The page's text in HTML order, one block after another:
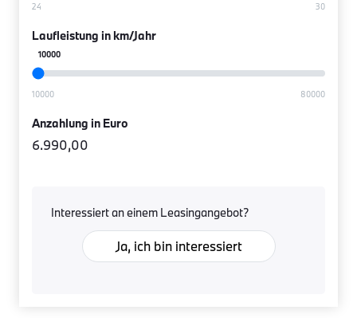
Laufleistung in km/Jahr
10000
Anzahlung in Euro
6.990,00
Interessiert an einem Leasingangebot?
Ja, ich bin interessiert